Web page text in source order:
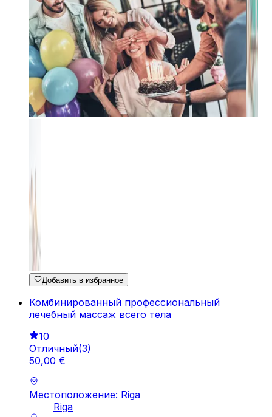
Добавить в избранное
Комбинированный профессиональный
лечебный массаж всего тела
10
Отличный(3)
50,00 €
Местоположение: Riga
Riga